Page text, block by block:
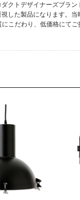
クトデザイナーズブラン
した製品になります。当
こだわり、低価格にてご